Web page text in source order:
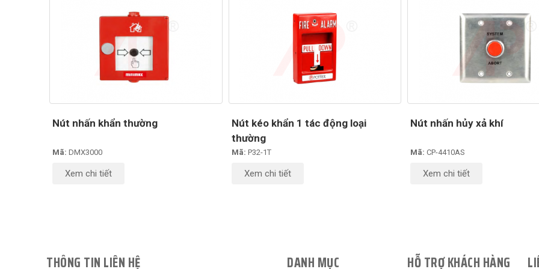
Nút nhấn khẩn thường
Mã: DMX3000
Xem chi tiết
Nút kéo khẩn 1 tác động loại
thường
Mã: P32-1T
Xem chi tiết
Nút nhấn hủy xả khí
Mã: CP-4410AS
Xem chi tiết
THÔNG TIN LIÊN HỆ DANH MỤC HỖ TRỢ KHÁCH HÀNG